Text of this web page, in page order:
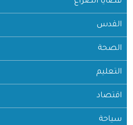
القدس
الصحة
التعليم
اقتصاد
سياحة